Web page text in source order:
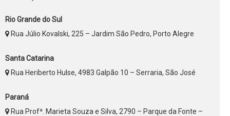
Rio Grande do Sul
Rua Júlio Kovalski, 225 – Jardim São Pedro, Porto Alegre
Santa Catarina
Rua Heriberto Hulse, 4983 Galpão 10 – Serraria, São José
Paraná
Rua Profª. Marieta Souza e Silva, 2790 – Parque da Fonte –